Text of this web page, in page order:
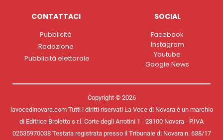
CONTATTACI
Pubblicità
Redazione
Pubblicità elettorale
SOCIAL
Facebook
Instagram
Youtube
Google News
Copyright © 2026
lavocedinovara.com Tutti i diritti riservati La Voce di Novara è un marchio
di Editrice Broletto s.r.l. Corte degli Arrotini 1 - 28100 Novara - P.IVA
02535970038 Testata registrata presso il Tribunale di Novara n. 638/17